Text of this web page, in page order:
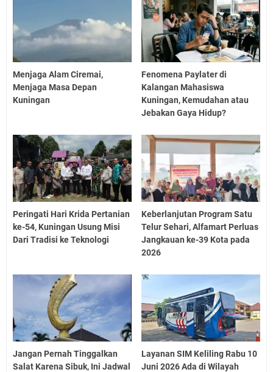
Menjaga Alam Ciremai,
Menjaga Masa Depan
Kuningan
Fenomena Paylater di
Kalangan Mahasiswa
Kuningan, Kemudahan atau
Jebakan Gaya Hidup?
Peringati Hari Krida Pertanian
ke-54, Kuningan Usung Misi
Dari Tradisi ke Teknologi
Keberlanjutan Program Satu
Telur Sehari, Alfamart Perluas
Jangkauan ke-39 Kota pada
2026
Jangan Pernah Tinggalkan
Salat Karena Sibuk, Ini Jadwal
Layanan SIM Keliling Rabu 10
Juni 2026 Ada di Wilayah